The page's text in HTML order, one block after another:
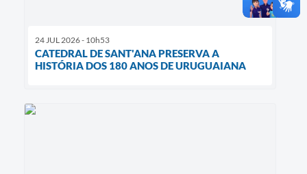
24 JUL 2026 - 10h53
CATEDRAL DE SANT'ANA PRESERVA A
HISTÓRIA DOS 180 ANOS DE URUGUAIANA